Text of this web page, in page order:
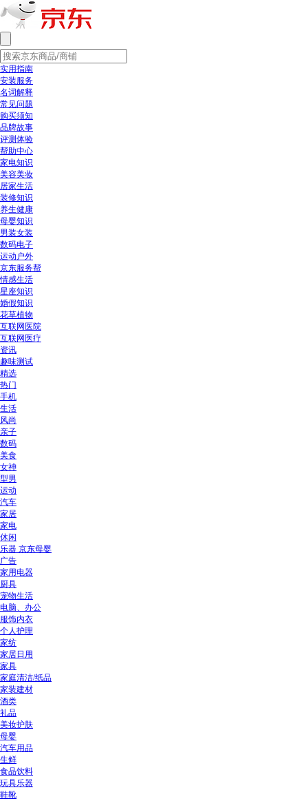
实用指南
安装服务
名词解释
常见问题
购买须知
品牌故事
评测体验
帮助中心
家电知识
美容美妆
居家生活
装修知识
养生健康
母婴知识
男装女装
数码电子
运动户外
京东服务帮
情感生活
星座知识
婚假知识
花草植物
互联网医院
互联网医疗
资讯
趣味测试
精选
热门
手机
生活
风尚
亲子
数码
美食
女神
型男
运动
汽车
家居
家电
休闲
乐器 京东母婴
广告
家用电器
厨具
宠物生活
电脑、办公
服饰内衣
个人护理
家纺
家居日用
家具
家庭清洁/纸品
家装建材
酒类
礼品
美妆护肤
母婴
汽车用品
生鲜
食品饮料
玩具乐器
鞋靴